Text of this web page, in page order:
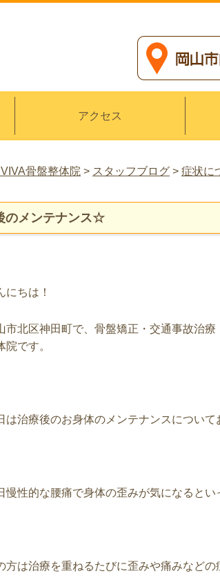
アクセス
骨盤整体院 > スタッフブログ > 症状に
のメンテナンス☆
にちは！
市北区神田町で、骨盤矯正・交通事故治
院です。
は治療後のお身体のメンテナンスについて
慢性的な腰痛で身体の歪みが気になるとい
方は治療を重ねるたびに歪みや痛みなどの